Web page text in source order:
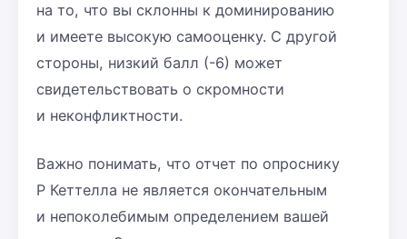
на то, что вы склонны к доминированию
и имеете высокую самооценку. С другой
стороны, низкий балл (-6) может
свидетельствовать о скромности
и неконфликтности.
Важно понимать, что отчет по опроснику
Р Кеттелла не является окончательным
и непоколебимым определением вашей